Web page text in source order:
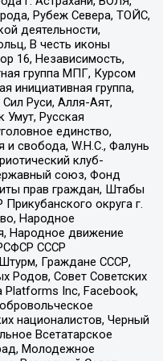
Рубеж Севера, ТОЙС,
деятельности,
В честь иконы
16, Независимость,
группа МПГ, Курсом
инициативная группа,
Руси, Алля-Аят,
Умут, Русская
единство,
свобода, W.H.С., Фалунь
клуб-
союз, Фонд
прав граждан, Штабы
округа г.
Народное
Народное движение
СССР
Граждане СССР,
Родов, Совет Советских
Platforms Inc, Facebook,
националистов, Черный
Всетатарское
Молодежное